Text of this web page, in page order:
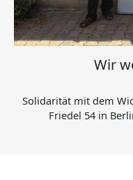
Wir
Solidarität mit dem
Friedel 54 in